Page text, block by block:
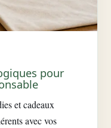
pour
et cadeaux
avec vos